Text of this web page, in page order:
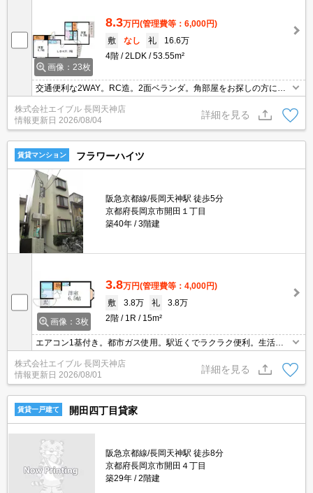
画像：23枚
8.3万円(管理費等：6,000円)
敷
なし 礼
16.6万
4階
2LDK 53.55m²
交通便利な2WAY。RC造。2面ベランダ。角部屋をお探しの方に。
お好みの方に。実物を見てお確かめください。ぜひお問い合わせく
ださい!。
株式会社エイブル 長岡天神店
情報更新日 2026/08/04
詳細を見る
賃貸マンション フラワーハイツ
阪急京都線/長岡天神駅 徒歩5分
京都府長岡京市開田１丁目
築40年
3階建
画像：3枚
3.8万円(管理費等：4,000円)
敷
3.8万 礼
3.8万
2階
1R 15m²
エアコン1基付き。都市ガス使用。駅近くでラクラク便利。生活便
から。ぜひお問い合わせください!。
株式会社エイブル 長岡天神店
情報更新日 2026/08/01
詳細を見る
賃貸一戸建て 開田四丁目貸家
阪急京都線/長岡天神駅 徒歩8分
京都府長岡京市開田４丁目
築29年
2階建